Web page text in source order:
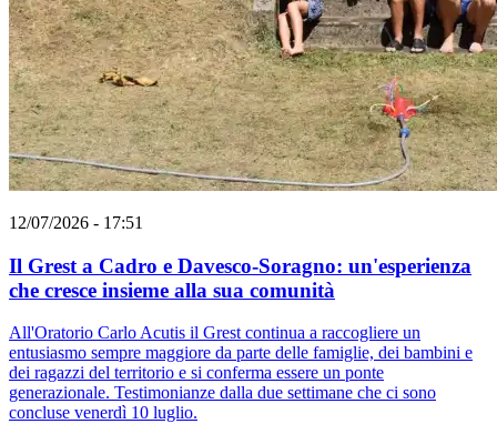
12/07/2026 - 17:51
Il Grest a Cadro e Davesco-Soragno: un'esperienza
che cresce insieme alla sua comunità
All'Oratorio Carlo Acutis il Grest continua a raccogliere un
entusiasmo sempre maggiore da parte delle famiglie, dei bambini e
dei ragazzi del territorio e si conferma essere un ponte
generazionale. Testimonianze dalla due settimane che ci sono
concluse venerdì 10 luglio.